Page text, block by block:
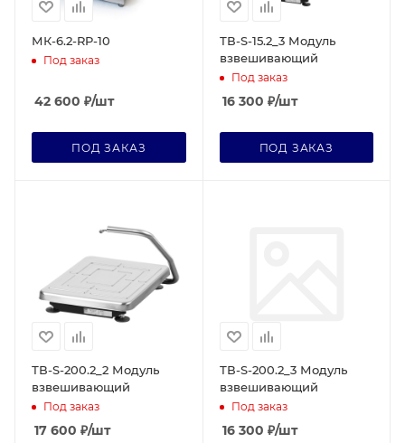
МК-6.2-RP-10
Под заказ
42 600 ₽/шт
ПОД ЗАКАЗ
ТВ-S-15.2_3 Модуль
взвешивающий
Под заказ
16 300 ₽/шт
ПОД ЗАКАЗ
ТВ-S-200.2_2 Модуль
взвешивающий
Под заказ
17 600 ₽/шт
ТВ-S-200.2_3 Модуль
взвешивающий
Под заказ
16 300 ₽/шт